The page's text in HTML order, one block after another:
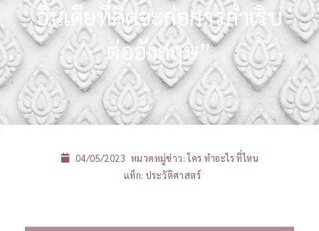
อินเดียที่คิดจะก่อการกำเริบ
ต่ออังกฤษ”
04/05/2023 หมวดหมู่ข่าว:ใคร ทำอะไร ที่ไหน
แท็ก: ประวัติศาสตร์